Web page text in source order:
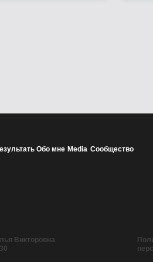
Обо мне Media Сообщество
Викторовна